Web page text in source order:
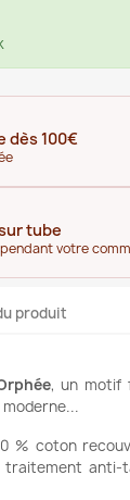
dès 100€
tube
votre
produit
, un motif
% coton
traitement anti-